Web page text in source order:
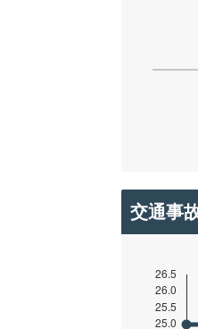
交通事